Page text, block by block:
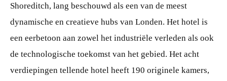
Shoreditch, lang beschouwd als een van de meest
dynamische en creatieve hubs van Londen. Het hotel is
een eerbetoon aan zowel het industriële verleden als ook
de technologische toekomst van het gebied. Het acht
verdiepingen tellende hotel heeft 190 originele kamers,